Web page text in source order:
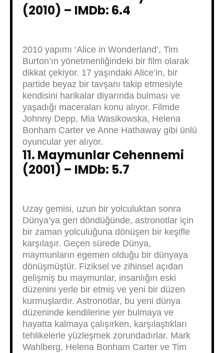
(2010) – IMDb: 6.4
2010 yapımı ‘Alice in Wonderland’, Tim
Burton’ın yönetmenliğindeki bir film olarak
dikkat çekiyor. 17 yaşındaki Alice’in, bir
partide beyaz bir tavşanı takip etmesiyle
kendisini harikalar diyarında bulması ve
yaşadığı maceraları konu alıyor. Filmde
Johnny Depp, Mia Wasikowska, Helena
Bonham Carter ve Anne Hathaway gibi ünlü
oyuncular yer alıyor.
11. Maymunlar Cehennemi
(2001) – IMDb: 5.7
Uzay gemisi, uzun bir yolculuktan sonra
Dünya’ya geri döndüğünde, astronotlar için
bir zaman yolculuğuna dönüşen bir keşifle
karşılaşır. Geçen sürede Dünya,
maymunların egemen olduğu bir dünyaya
dönüşmüştür. Fiziksel ve zihinsel açıdan
gelişmiş bu maymunlar, insanlığın eski
düzenini yerle bir etmiş ve yeni bir düzen
kurmuşlardır. Astronotlar, bu yeni dünya
düzeninde kendilerine yer bulmaya ve
hayatta kalmaya çalışırken, karşılaştıkları
tehlikelerle yüzleşmek zorundadırlar. Mark
Wahlberg, Helena Bonham Carter ve Tim